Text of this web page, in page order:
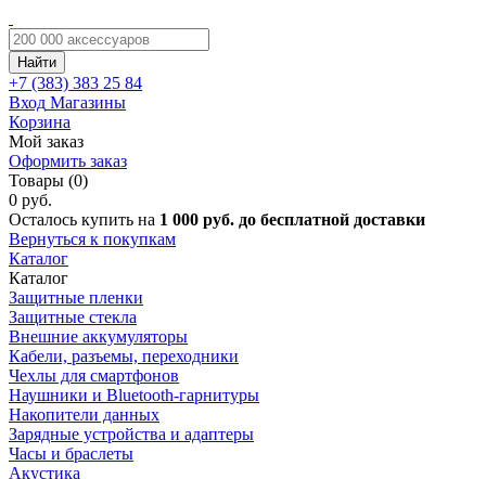
Найти
+7 (383) 383 25 84
Вход Магазины
Корзина
Мой заказ
Оформить заказ
Товары (0)
0 руб.
Осталось купить на 1 000 руб. до бесплатной доставки
Вернуться к покупкам
Каталог
Каталог
Защитные пленки
Защитные стекла
Внешние аккумуляторы
Кабели, разъемы, переходники
Чехлы для смартфонов
Наушники и Bluetooth-гарнитуры
Накопители данных
Зарядные устройства и адаптеры
Часы и браслеты
Акустика